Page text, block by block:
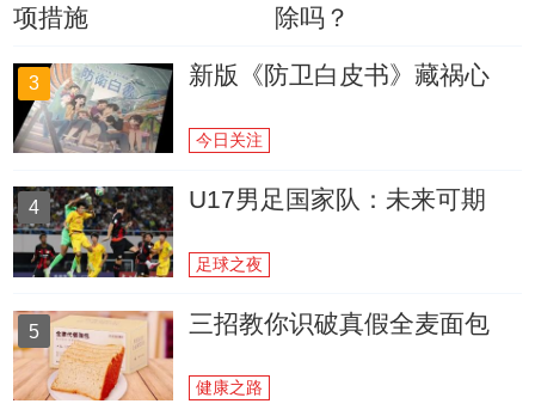
项措施
除吗？
3 新版《防卫白皮书》藏祸心
今日关注
4 U17男足国家队：未来可期
足球之夜
5 三招教你识破真假全麦面包
健康之路